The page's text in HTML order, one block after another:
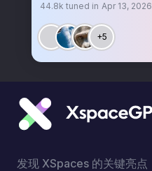
44.8k tuned in Apr 13, 2026
+5
发现 XSpaces 的关键亮点